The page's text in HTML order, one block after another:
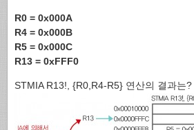
R0 = 0x000A
R4 = 0x000B
R5 = 0x000C
R13 = 0xFFF0
STMIA R13!, {R0,R4-R5} 연산의 결과는?